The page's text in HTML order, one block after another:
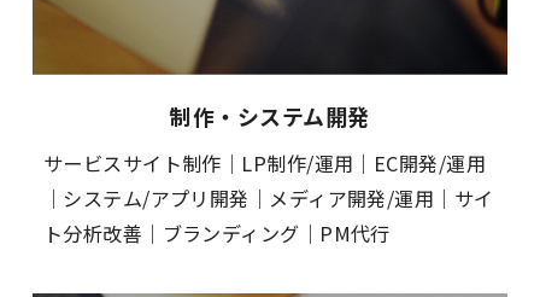
制作・システム開発
サービスサイト制作｜LP制作/運用｜EC開発/運用
｜システム/アプリ開発｜メディア開発/運用｜サイ
ト分析改善｜ブランディング｜PM代行